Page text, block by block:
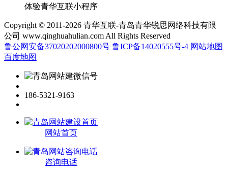
体验青华互联小程序
Copyright © 2011-2026 青华互联-青岛青华锐思网络科技有限
公司 www.qinghuahulian.com All Rights Reserved
鲁公网安备37020202000800号 鲁ICP备14020555号-4 网站地图
百度地图
186-5321-9163
网站首页
咨询电话